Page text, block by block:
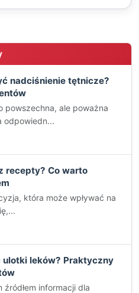
nadciśnienie tętnicze?
powszechna, ale poważna
odpowiedn...
recepty? Co warto
która może wpływać na
leków? Praktyczny
informacji dla